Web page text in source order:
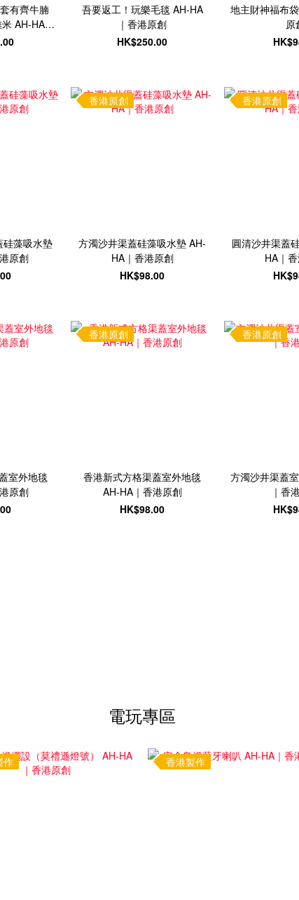
有齊牛腩
AH-HA｜
吾要返工！玩樂毛毯 AH-HA
｜香港原創
HK$250.00
地主財神福布
原
硅藻吸水墊
原創
香港原創
方濁沙井渠蓋硅藻吸水墊 AH-
HA｜香港原創
HK$98.00
香港原創
圓清沙井渠蓋
HA｜
室外地毯
原創
香港原創
香港新式方格渠蓋室外地毯
AH-HA｜香港原創
HK$98.00
香港原創
方濁沙井渠蓋
｜香
電玩專區
作 香港製作